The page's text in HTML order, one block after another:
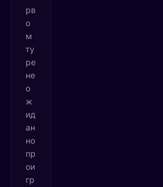
рв
о
м
ту
ре
не
о
ж
ид
ан
но
пр
ои
гр